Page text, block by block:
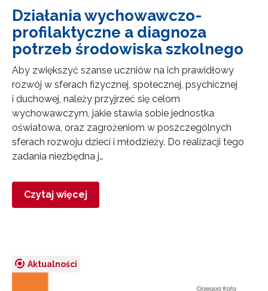
Działania wychowawczo-
profilaktyczne a diagnoza
potrzeb środowiska szkolnego
Aby zwiększyć szanse uczniów na ich prawidłowy
rozwój w sferach fizycznej, społecznej, psychicznej
i duchowej, należy przyjrzeć się celom
wychowawczym, jakie stawia sobie jednostka
oświatowa, oraz zagrożeniom w poszczególnych
sferach rozwoju dzieci i młodzieży. Do realizacji tego
zadania niezbędna j…
Czytaj więcej
Aktualności